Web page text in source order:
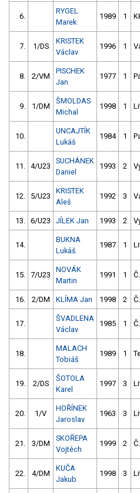
6.
RYGEL
Marek
1989 1
7. 1/DS
KRISTEK
Václav
1996 1
8. 2/VM
PISCHEK
Jan
1977 1
9. 1/DM
ŠMOLDAS
Michal
1998 1
10.
UNCAJTÍK
Lukáš
1984 1
11. 4/U23
SUCHÁNEK
Daniel
1993 2
12. 5/U23
KRISTEK
Aleš
1992 3
13. 6/U23 JÍLEK Jan 1993 2
14.
BUKNA
Lukáš
1987 1
15. 7/U23
NOVÁK
Martin
1991 1
16. 2/DM KLÍMA Jan 1998 2
17.
ŠVADLENA
Václav
1985 1
18.
MALACH
Tobiáš
1989 1
19. 2/DS
ŠOTOLA
Karel
1997 3
20. 1/V
HOŘÍNEK
Jaroslav
1963 3
21. 3/DM
SKOŘEPA
Vojtěch
1999 2
22. 4/DM
KUČA
Jakub
1998 3